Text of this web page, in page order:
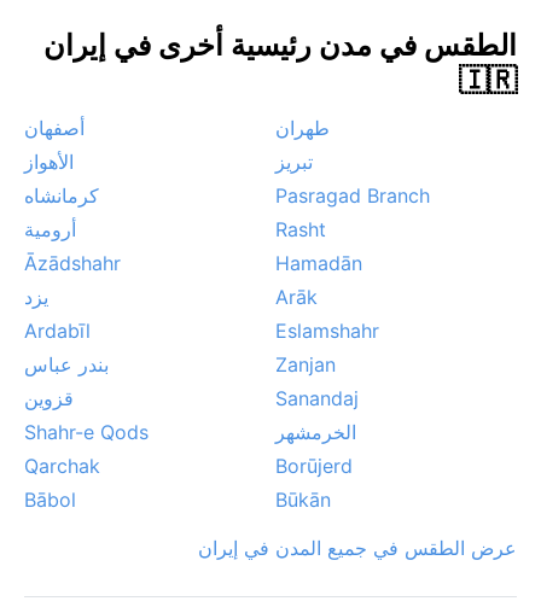
الطقس في مدن رئيسية أخرى في إيران
🇮🇷
طهران
أصفهان
تبريز
الأهواز
Pasragad Branch
كرمانشاه
Rasht
أرومية
Hamadān
Āzādshahr
Arāk
يزد
Eslamshahr
Ardabīl
Zanjan
بندر عباس
Sanandaj
قزوين
الخرمشهر
Shahr-e Qods
Borūjerd
Qarchak
Būkān
Bābol
عرض الطقس في جميع المدن في إيران